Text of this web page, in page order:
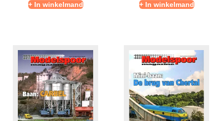
+ In winkelmand + In winkelmand